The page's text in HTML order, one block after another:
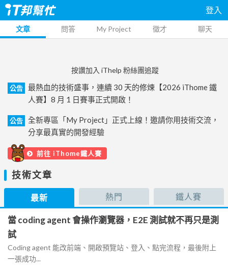
登入
文章 問答 My Project 徵才 聊天
按讚加入 iThelp 粉絲團追蹤
公告
最熱血的技術盛事，連續 30 天的修煉【2026 iThome 鐵
人賽】8 月 1 日賽事正式開啟！
公告
全新專區「My Project」正式上線！邀請你用技術交流，
分享最真實的開發經驗
前往 iThome鐵人賽
技術文章
最新 熱門 鐵人賽
當 coding agent 會操作瀏覽器，E2E 測試就不再只是測
試
Coding agent 能改前端、開啟預覽站、登入、點完流程，最後附上
一張成功...